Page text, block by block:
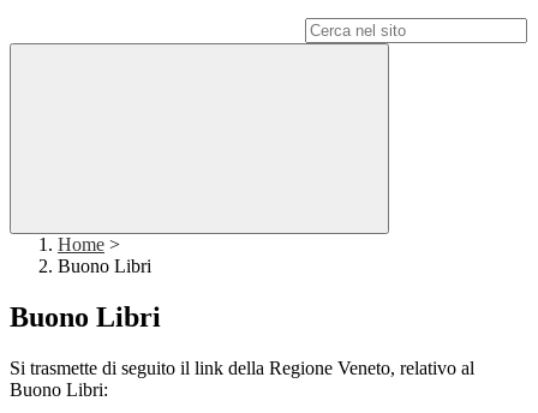
Home >
Buono Libri
Buono Libri
Si trasmette di seguito il link della Regione Veneto, relativo al
Buono Libri: